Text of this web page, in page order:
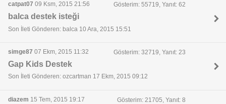
catpat07 09 Ksm, 2015 21:56 Gösterim: 55719, Yanıt: 62
balca destek isteği
Son İleti Gönderen: balca 10 Ara, 2015 15:51
simge87 07 Ekm, 2015 11:32 Gösterim: 32719, Yanıt: 23
Gap Kids Destek
Son İleti Gönderen: ozcartman 17 Ekm, 2015 09:12
diazem 15 Tem, 2015 19:17 Gösterim: 21705, Yanıt: 8